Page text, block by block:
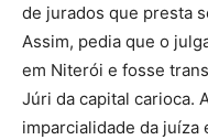
de jurados que presta
Assim, pedia que o
em Niterói e fosse
Júri da capital carioca.
imparcialidade da juíza